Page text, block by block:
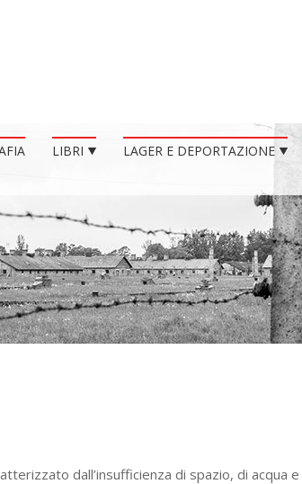
LIBRI LAGER E DEPORTAZIONE
dall’insufficienza di spazio, di acqua e